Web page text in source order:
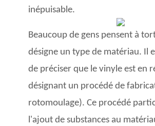
inépuisable.
Beaucoup de gens pensent à
désigne un type de matériau. Il
de préciser que le vinyle est en
désignant un procédé de
rotomoulage). Ce procédé
l'ajout de substances au